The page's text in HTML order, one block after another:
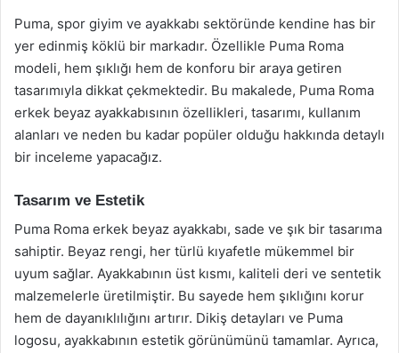
Puma, spor giyim ve ayakkabı sektöründe kendine has bir
yer edinmiş köklü bir markadır. Özellikle Puma Roma
modeli, hem şıklığı hem de konforu bir araya getiren
tasarımıyla dikkat çekmektedir. Bu makalede, Puma Roma
erkek beyaz ayakkabısının özellikleri, tasarımı, kullanım
alanları ve neden bu kadar popüler olduğu hakkında detaylı
bir inceleme yapacağız.
Tasarım ve Estetik
Puma Roma erkek beyaz ayakkabı, sade ve şık bir tasarıma
sahiptir. Beyaz rengi, her türlü kıyafetle mükemmel bir
uyum sağlar. Ayakkabının üst kısmı, kaliteli deri ve sentetik
malzemelerle üretilmiştir. Bu sayede hem şıklığını korur
hem de dayanıklılığını artırır. Dikiş detayları ve Puma
logosu, ayakkabının estetik görünümünü tamamlar. Ayrıca,